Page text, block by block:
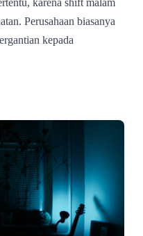
karena shift malam
Perusahaan biasanya
kepada